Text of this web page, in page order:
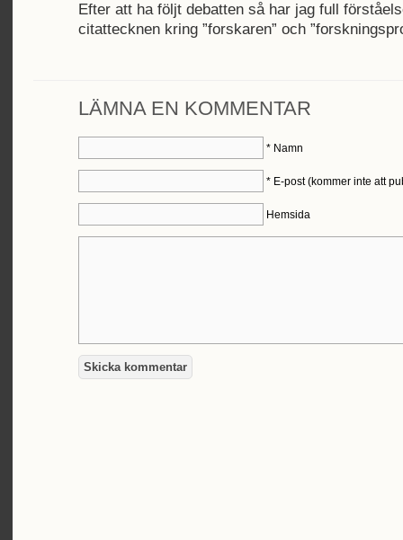
Efter att ha följt debatten så har jag full
citattecknen kring ”forskaren” och
LÄMNA EN KOMMENTAR
*Namn
*E-post (kommer inte att
Hemsida